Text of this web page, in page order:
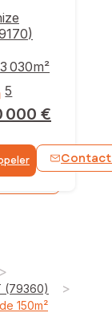
)
000 €
3 030m²
5
>
(79360) >
150m²